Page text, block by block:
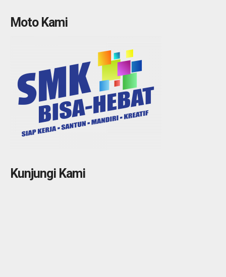
Moto Kami
Kunjungi Kami